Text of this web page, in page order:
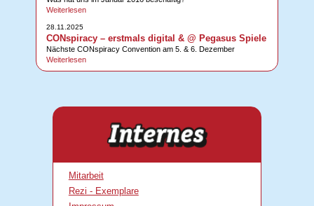
Weiterlesen
28.11.2025
CONspiracy – erstmals digital & @ Pegasus Spiele
Nächste CONspiracy Convention am 5. & 6. Dezember
Weiterlesen
Mitarbeit
Rezi - Exemplare